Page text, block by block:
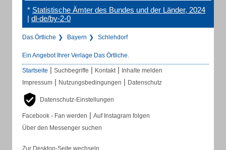
* Statistische Ämter des Bundes und der Länder, 2024
| dl-de/by-2-0
Das Örtliche Bayern Schlehdorf
Ein Angebot Ihrer Verlage Das Örtliche.
Startseite | Suchbegriffe | Kontakt | Inhalte melden
Impressum | Nutzungsbedingungen | Datenschutz
Datenschutz-Einstellungen
Facebook - Fan werden | Auf Instagram folgen
Über den Messenger suchen
Zur Desktop-Seite wechseln